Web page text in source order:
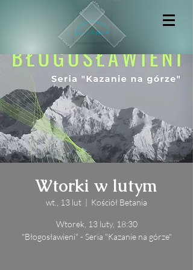
Wtorki w lutym
wt., 13 lut
  |
Kościół Betania
Wtorek, 13 luty, 18:30
"Błogosławieni" - Seria "Kazanie na górze"